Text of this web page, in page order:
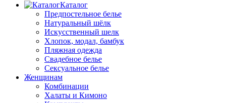
Каталог
Предпостельное белье
Натуральный шёлк
Искусственный шелк
Хлопок, модал, бамбук
Пляжная одежда
Свадебное белье
Сексуальное белье
Женщинам
Комбинации
Халаты и Кимоно